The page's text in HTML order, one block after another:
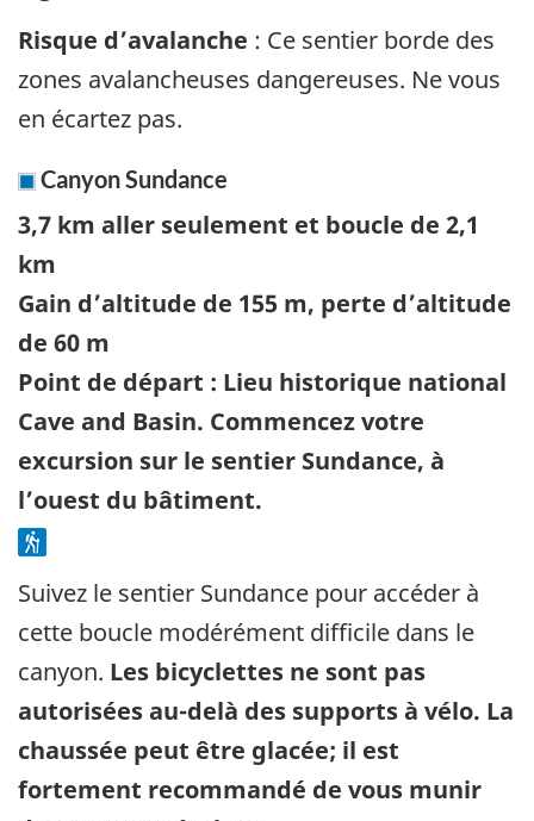
Risque d’avalanche : Ce sentier borde des
zones avalancheuses dangereuses. Ne vous
en écartez pas.
Canyon Sundance
3,7 km aller seulement et boucle de 2,1
km
Gain d’altitude de 155 m, perte d’altitude
de 60 m
Point de départ : Lieu historique national
Cave and Basin. Commencez votre
excursion sur le sentier Sundance, à
l’ouest du bâtiment.
Suivez le sentier Sundance pour accéder à
cette boucle modérément difficile dans le
canyon. Les bicyclettes ne sont pas
autorisées au-delà des supports à vélo. La
chaussée peut être glacée; il est
fortement recommandé de vous munir